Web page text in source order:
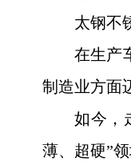
太钢不
在生产
制造业方面
如今，
薄、超硬”